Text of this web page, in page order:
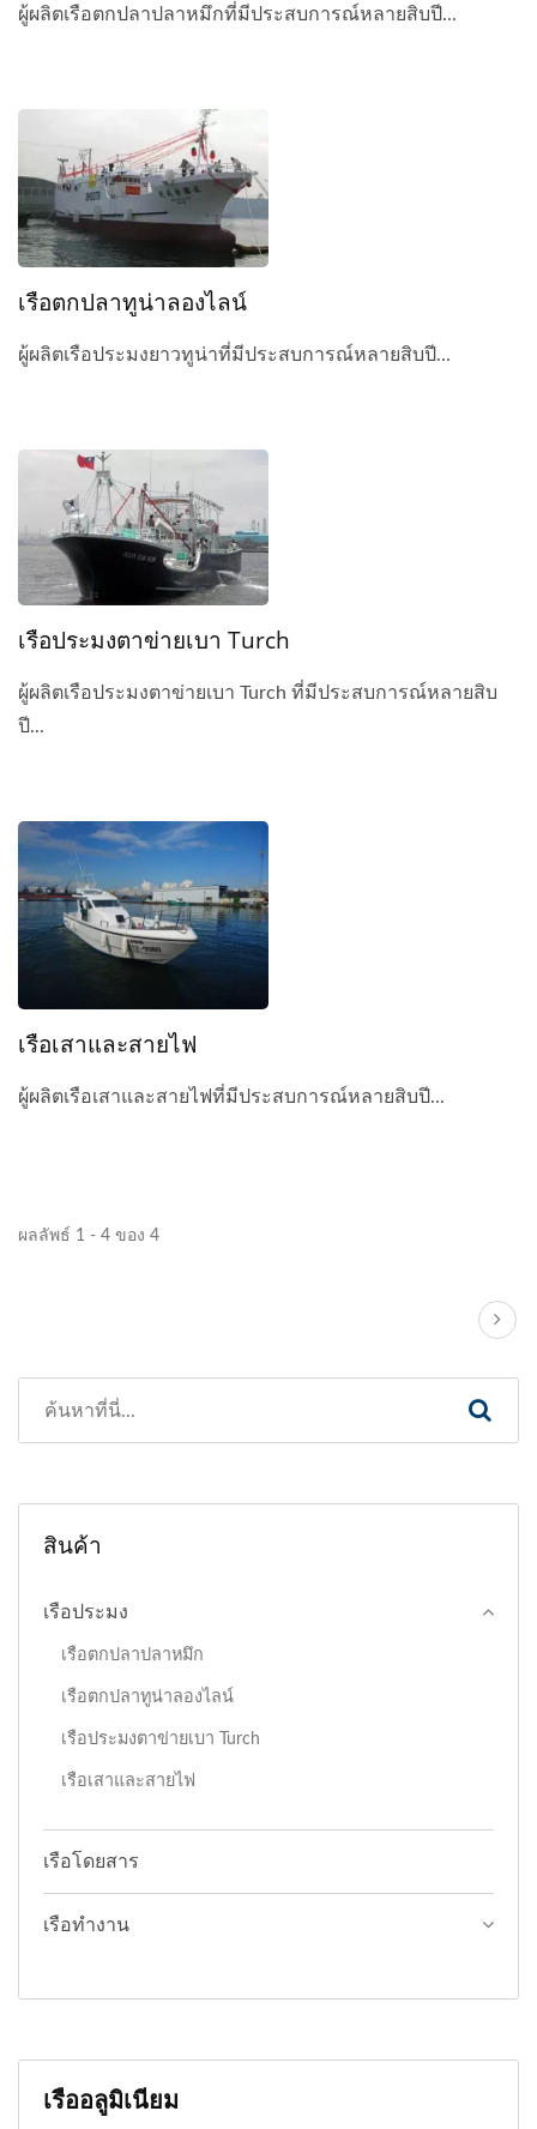
ผู้ผลิตเรือตกปลาปลาหมึกที่มีประสบการณ์หลายสิบปี...
เรือตกปลาทูน่าลองไลน์
ผู้ผลิตเรือประมงยาวทูน่าที่มีประสบการณ์หลายสิบปี...
เรือประมงตาข่ายเบา Turch
ผู้ผลิตเรือประมงตาข่ายเบา Turch ที่มีประสบการณ์หลายสิบ
ปี...
เรือเสาและสายไฟ
ผู้ผลิตเรือเสาและสายไฟที่มีประสบการณ์หลายสิบปี...
ผลลัพธ์ 1 - 4 ของ 4
สินค้า
เรือประมง
เรือตกปลาปลาหมึก
เรือตกปลาทูน่าลองไลน์
เรือประมงตาข่ายเบา Turch
เรือเสาและสายไฟ
เรือโดยสาร
เรือทำงาน
เรืออลูมิเนียม